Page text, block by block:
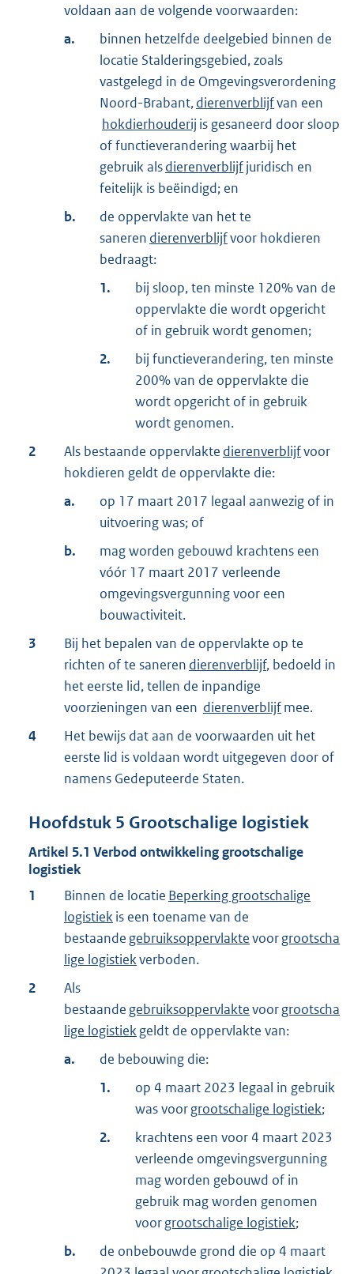
voldaan aan de volgende voorwaarden:
a.
binnen hetzelfde deelgebied binnen de
locatie Stalderingsgebied, zoals
vastgelegd in de Omgevingsverordening
Noord-Brabant,dierenverblijfvan een
hokdierhouderij is gesaneerd door sloop
of functieverandering waarbij het
gebruik alsdierenverblijfjuridisch en
feitelijk is beëindigd; en
b.
de oppervlakte van het te
saneren dierenverblijfvoor hokdieren
bedraagt:
1.
bij sloop, ten minste 120% van de
oppervlakte die wordt opgericht
of in gebruik wordt genomen;
2.
bij functieverandering, ten minste
200% van de oppervlakte die
wordt opgericht of in gebruik
wordt genomen.
2
Als bestaande oppervlakte dierenverblijfvoor
hokdieren geldt de oppervlakte die:
a.
op 17 maart 2017 legaal aanwezig of in
uitvoering was; of
b.
mag worden gebouwd krachtens een
vóór 17 maart 2017 verleende
omgevingsvergunning voor een
bouwactiviteit.
3
Bij het bepalen van de oppervlakte op te
richten of te saneren dierenverblijf, bedoeld in
het eerste lid, tellen de inpandige
voorzieningen van een dierenverblijfmee.
4
Het bewijs dat aan de voorwaarden uit het
eerste lid is voldaan wordt uitgegeven door of
namens Gedeputeerde Staten.
Hoofdstuk 5 Grootschalige logistiek
Artikel 5.1 Verbod ontwikkeling grootschalige
logistiek
1
Binnen de locatie Beperking grootschalige
logistiekis een toename van de
bestaande gebruiksoppervlaktevoorgrootscha
lige logistiekverboden.
2
Als
bestaande gebruiksoppervlaktevoorgrootscha
lige logistiekgeldt de oppervlakte van:
a.
de bebouwing die:
1.
op 4 maart 2023 legaal in gebruik
was voorgrootschalige logistiek;
2.
krachtens een voor 4 maart 2023
verleende omgevingsvergunning
mag worden gebouwd of in
gebruik mag worden genomen
voorgrootschalige logistiek;
b.
de onbebouwde grond die op 4 maart